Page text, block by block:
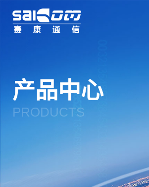
产品中心
PRODUCTS